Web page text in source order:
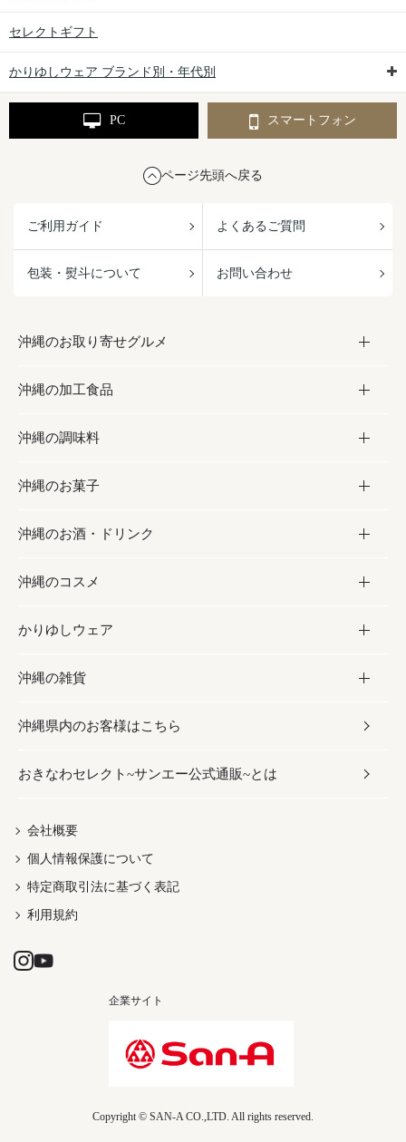
セレクトギフト
かりゆしウェア ブランド別・年代別
PC スマートフォン
ページ先頭へ戻る
ご利用ガイド よくあるご質問
包装・熨斗について お問い合わせ
沖縄のお取り寄せグルメ
お取り寄せグルメ
フルーツ・野菜
お肉
海産物
沖縄の加工食品
加工食品
缶詰／パウチ
沖縄料理
沖縄そば／乾麺
レトルト食品
乾物／粉類
沖縄の調味料
調味料
砂糖／黒砂糖
塩
お酢／ドレッシング
しょうゆ
みそ
だし／スパイス／島唐辛子
沖縄のお菓子
お菓子
黒糖
ちんすこう
伝統菓子
スナック
おつまみ
紅芋
沖縄のお酒・ドリンク
お酒・ドリンク
泡盛
ビール・チューハイ
ワイン・ウィスキー・カクテル
ドリンク
茶葉
沖縄のコスメ
コスメ
スキンケア
ボディケア
ヘアケア
UVケア
かりゆしウェア
かりゆしウェア
メンズ
レディース
沖縄の雑貨
雑貨
沖縄ファッション
伝統工芸品
沖縄県内のお客様はこちら
おきなわセレクト~サンエー公式通販~とは
会社概要
個人情報保護について
特定商取引法に基づく表記
利用規約
企業サイト
Copyright © SAN-A CO.,LTD. All rights reserved.